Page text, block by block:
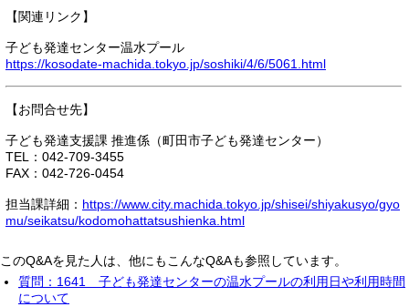
【関連リンク】
子ども発達センター温水プール
https://kosodate-machida.tokyo.jp/soshiki/4/6/5061.html
【お問合せ先】
子ども発達支援課 推進係（町田市子ども発達センター）
TEL：042-709-3455
FAX：042-726-0454
担当課詳細： https://www.city.machida.tokyo.jp/shisei/shiyakusyo/gyo
mu/seikatsu/kodomohattatsushienka.html
このQ&Aを見た人は、他にもこんなQ&Aも参照しています。
質問：1641 子ども発達センターの温水プールの利用日や利用時間
について